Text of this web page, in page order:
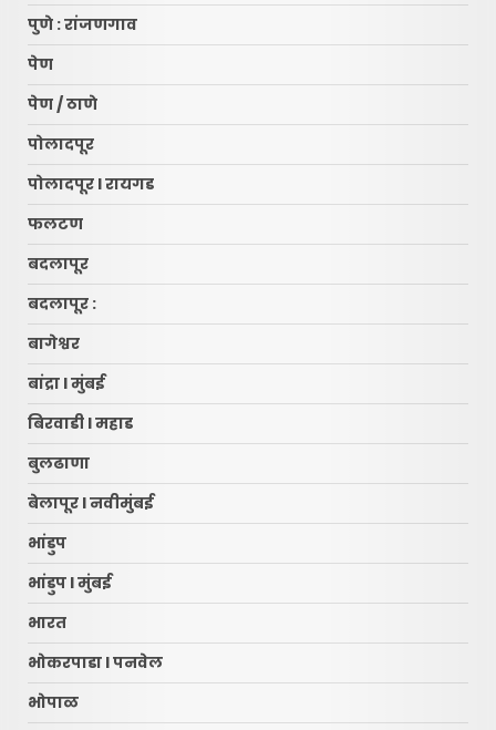
पुणे : रांजणगाव
पेण
पेण / ठाणे
पोलादपूर
पोलादपूर l रायगड
फलटण
बदलापूर
बदलापूर :
बागेश्वर
बांद्रा l मुंबई
बिरवाडी l महाड
बुलढाणा
बेलापूर l नवीमुंबई
भांडुप
भांडुप l मुंबई
भारत
भोकरपाडा l पनवेल
भोपाळ